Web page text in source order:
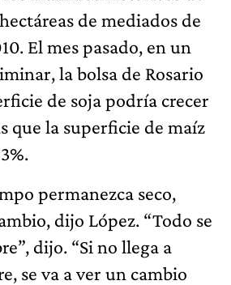
de mediados de
El mes pasado, en un
la bolsa de Rosario
de soja podría crecer
que la superficie de maíz
permanezca seco,
dijo López. “Todo se
dijo. “Si no llega a
se va a ver un cambio